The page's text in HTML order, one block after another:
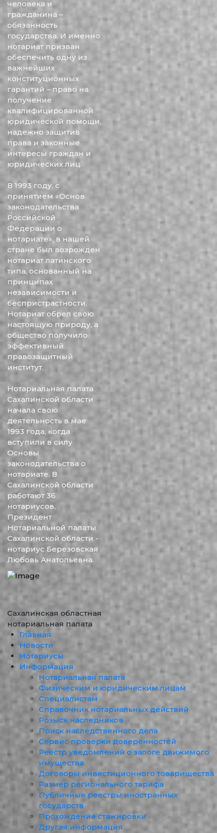
человека и
гражданина –
обязанность
государства. И именно
нотариат призван
обеспечить одну из
важнейших
конституционных
гарантий – право на
получение
квалифицированной
юридической помощи,
надежно защитив
права и законные
интересы граждан и
юридических лиц.
В 1993 году, с
принятием «Основ
законодательства
Российской
Федерации о
нотариате», в нашей
стране был возрожден
нотариат латинского
типа, основанный на
принципах
независимости и
беспристрастности.
Нотариат обрел свою
настоящую природу, а
общество получило
эффективный
правозащитный
институт.
Нотариальная палата
Сахалинской области
начала свою
деятельность в мае
1993 года, когда
вступили в силу
Основы
законодательства о
нотариате. В
Сахалинской области
работают 36
нотариусов,
Президент
Нотариальной палаты
Сахалинской области -
нотариус Березовская
Любовь Анатольевна.
Сахалинская областная
нотариальная палата
Главная
Новости
Нотариусы
Информация
Нотариальная палата
Физическим и юридическим лицам
Специалистам
Справочник нотариальных действий
Розыск наследников
Поиск наследственного дела
Сервис проверки доверенностей
Реестр уведомлений о залоге движимого
имущества
Договоры инвестиционного товарищества
Размер регионального тарифа
Публичные реестры иностранных
государств
Прохождение стажировки
Другая информация